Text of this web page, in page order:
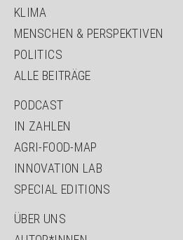
KLIMA
MENSCHEN & PERSPEKTIVEN
POLITICS
ALLE BEITRÄGE
NAVIGATION
ÜBERSPRINGEN
PODCAST
IN ZAHLEN
AGRI-FOOD-MAP
INNOVATION LAB
SPECIAL EDITIONS
NAVIGATION
ÜBER UNS